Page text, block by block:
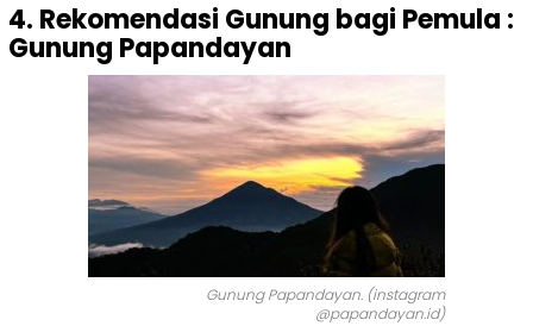
4. Rekomendasi Gunung bagi Pemula :
Gunung Papandayan
Gunung Papandayan. (instagram
@papandayan.id)